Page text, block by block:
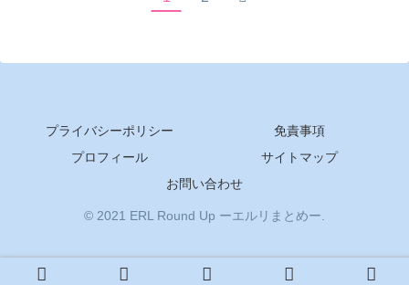
プライバシーポリシー
免責事項
プロフィール
サイトマップ
お問い合わせ
© 2021 ERL Round Up ーエルリまとめー.